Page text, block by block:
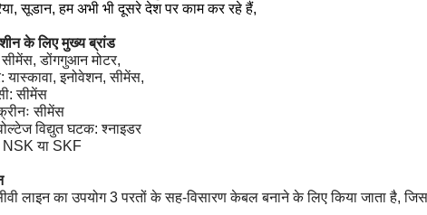
सूडान, हम अभी भी दूसरे देश पर काम कर रहे हैं,
के लिए मुख्य ब्रांड
सीमेंस, डोंगगुआन मोटर,
यास्कावा, इनोवेशन, सीमेंस,
सीमेंस
सीमेंस
विद्युत घटक: श्नाइडर
या SKF
लाइन का उपयोग 3 परतों के सह-विसारण केबल बनाने के लिए किया जाता है,